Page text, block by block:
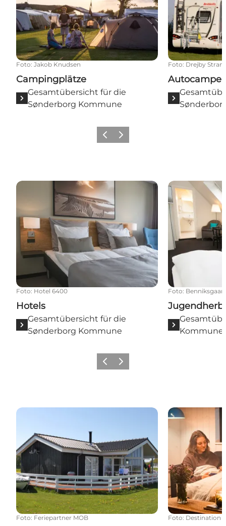
Foto: Jakob Knudsen
Campingplätze
Gesamtübersicht für die
Sønderborg Kommune
Foto: Drejby
ZurückWeiter
Hotels
Foto: Hotel 6400
Hotels
Gesamtübersicht für die
Sønderborg Kommune
Foto:
Kommune
ZurückWeiter
Ferienhausagenturen
Foto: Feriepartner MOB
Private
Foto: Destination